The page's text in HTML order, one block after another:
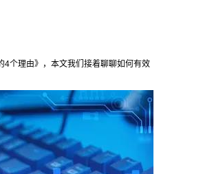
4个理由》，本文我们接着聊聊如何有效